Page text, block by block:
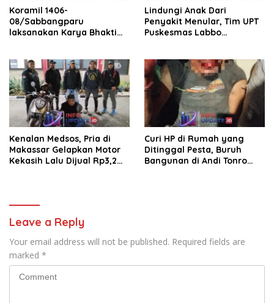
Koramil 1406-
08/Sabbangparu
laksanakan Karya Bhakti
Lindungi Anak Dari
Penyakit Menular, Tim UPT
Puskesmas Labbo
Kenalan Medsos, Pria di
Makassar Gelapkan Motor
Kekasih Lalu Dijual Rp3,2
Curi HP di Rumah yang
Ditinggal Pesta, Buruh
Bangunan di Andi Tonro
Leave a Reply
Your email address will not be published. Required fields are
marked *